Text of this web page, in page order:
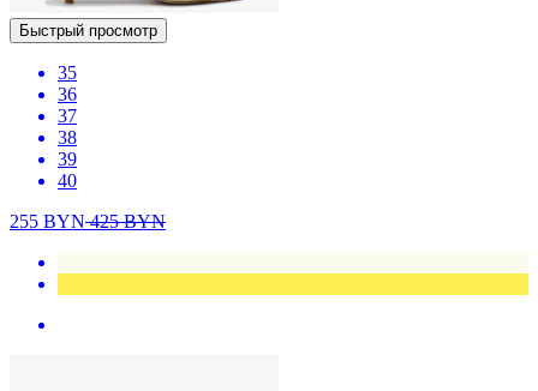
Быстрый просмотр
35
36
37
38
39
40
255 BYN425BYN